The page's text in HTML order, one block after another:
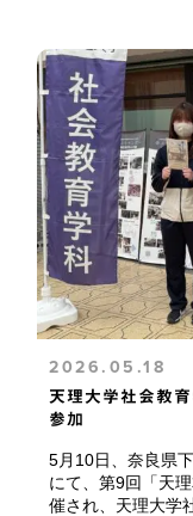
2026.05.18
天理大学社会教
参加
5月10日、奈良県
にて、第9回「天
催され、天理大学